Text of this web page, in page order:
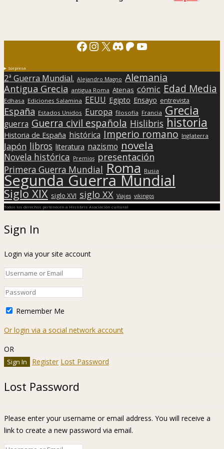
Facebook
Instagram
X Discord
Patreon
YouTube
Sorpresa
2ª Guerra Mundial. Alejandro Magno Alemania
Antigua Grecia antigua Roma Atenas cómic Edad Media
Edhasa Ediciones Salamina EEUU Egipto Ensayo entrevista
España Estados Unidos Europa filosofía Francia Grecia
guerra Guerra civil española Hislibris historia
Historia de España histórica Imperio romano Inglaterra
Japón libros literatura nazismo novela
Novela histórica Premios presentación
Primera Guerra Mundial Roma Rusia
Segunda Guerra Mundial
Siglo XIX siglo XVI siglo XX Viajes vikingos
Todos los derechos pertenecen a Hislibris Asociación cultural
Sign In
Login via your site account
Remember Me
Or login via a social network account
OR
Register Lost Password
Lost Password
Please enter your username or email address. You will receive a
link to create a new password via email.